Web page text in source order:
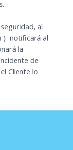
al
) notificará al
la
de
Cliente lo